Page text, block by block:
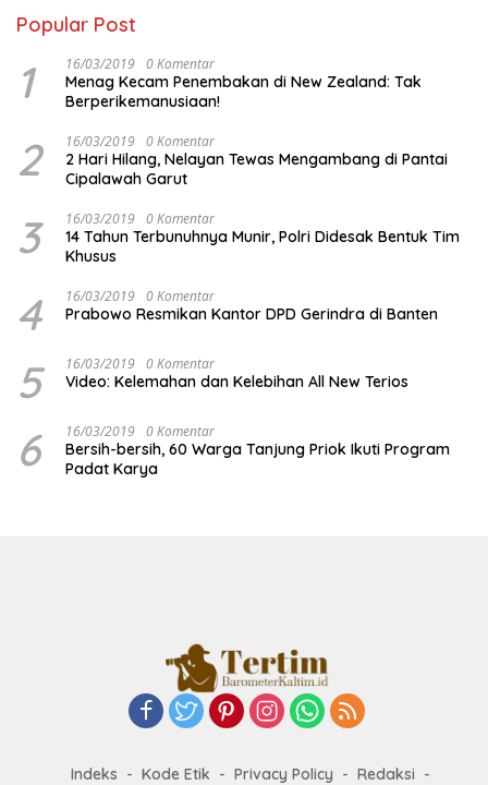
Popular Post
1 16/03/2019 0 Komentar
Menag Kecam Penembakan di New Zealand: Tak
Berperikemanusiaan!
2 16/03/2019 0 Komentar
2 Hari Hilang, Nelayan Tewas Mengambang di Pantai
Cipalawah Garut
3 16/03/2019 0 Komentar
14 Tahun Terbunuhnya Munir, Polri Didesak Bentuk Tim
Khusus
4 16/03/2019 0 Komentar
Prabowo Resmikan Kantor DPD Gerindra di Banten
5 16/03/2019 0 Komentar
Video: Kelemahan dan Kelebihan All New Terios
6 16/03/2019 0 Komentar
Bersih-bersih, 60 Warga Tanjung Priok Ikuti Program
Padat Karya
Indeks Kode Etik Privacy Policy Redaksi